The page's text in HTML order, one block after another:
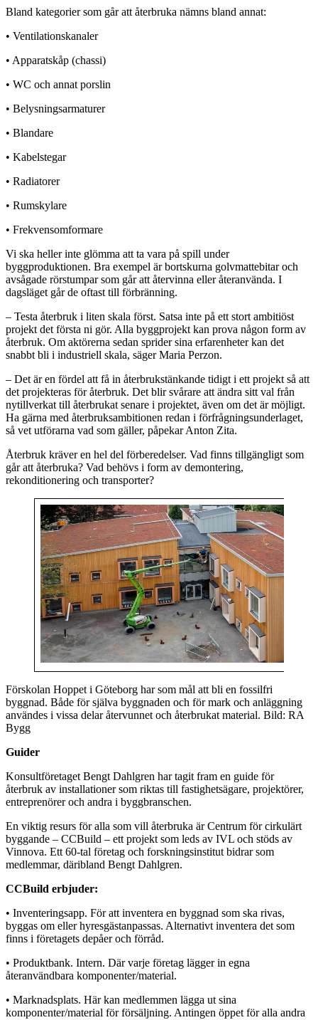
Bland kategorier som går att återbruka nämns bland annat:
• Ventilationskanaler
• Apparatskåp (chassi)
• WC och annat porslin
• Belysningsarmaturer
• Blandare
• Kabelstegar
• Radiatorer
• Rumskylare
• Frekvensomformare
Vi ska heller inte glömma att ta vara på spill under
byggproduktionen. Bra exempel är bortskurna golvmattebitar och
avsågade rörstumpar som går att återvinna eller återanvända. I
dagsläget går de oftast till förbränning.
– Testa återbruk i liten skala först. Satsa inte på ett stort ambitiöst
projekt det första ni gör. Alla byggprojekt kan prova någon form av
återbruk. Om aktörerna sedan sprider sina erfarenheter kan det
snabbt bli i industriell skala, säger Maria Perzon.
– Det är en fördel att få in återbrukstänkande tidigt i ett projekt så att
det projekteras för återbruk. Det blir svårare att ändra sitt val från
nytillverkat till återbrukat senare i projektet, även om det är möjligt.
Ha gärna med återbruksambitionen redan i förfrågningsunderlaget,
så vet utförarna vad som gäller, påpekar Anton Zita.
Återbruk kräver en hel del förberedelser. Vad finns tillgängligt som
går att återbruka? Vad behövs i form av demontering,
rekonditionering och transporter?
Förskolan Hoppet i Göteborg har som mål att bli en fossilfri
byggnad. Både för själva byggnaden och för mark och anläggning
användes i vissa delar återvunnet och återbrukat material. Bild: RA
Bygg
Guider
Konsultföretaget Bengt Dahlgren har tagit fram en guide för
återbruk av installationer som riktas till fastighetsägare, projektörer,
entreprenörer och andra i byggbranschen.
En viktig resurs för alla som vill återbruka är Centrum för cirkulärt
byggande – CCBuild – ett projekt som leds av IVL och stöds av
Vinnova. Ett 60-tal företag och forskningsinstitut bidrar som
medlemmar, däribland Bengt Dahlgren.
CCBuild erbjuder:
• Inventeringsapp. För att inventera en byggnad som ska rivas,
byggas om eller hyresgästanpassas. Alternativt inventera det som
finns i företagets depåer och förråd.
• Produktbank. Intern. Där varje företag lägger in egna
återanvändbara komponenter/material.
• Marknadsplats. Här kan medlemmen lägga ut sina
komponenter/material för försäljning. Antingen öppet för alla andra